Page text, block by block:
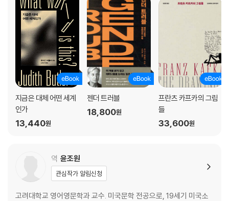
지금은 대체 어떤 세계
인가
13,440원
젠더 트러블
18,800원
프란츠 카프카의 그림
들
33,600원
역 윤조원
관심작가 알림신청
고려대학교 영어영문학과 교수. 미국문학 전공으로, 19세기 미국소